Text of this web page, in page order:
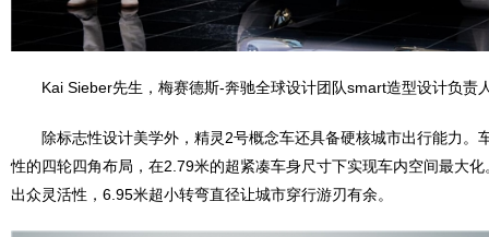
Kai Sieber先生，梅赛德斯-奔驰全球设计团队smart造型设计负责
除标志性设计美学外，精灵2号概念车还具备硬核城市出行能力。
性的四轮四角布局，在2.79米的超紧凑车身尺寸下实现车内空间最大
出众灵活性，6.95米超小转弯直径让城市穿行游刃有余。